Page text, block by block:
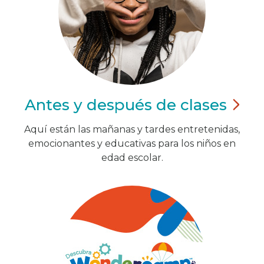
Antes y después de clases
Aquí están las mañanas y tardes entretenidas,
emocionantes y educativas para los niños en
edad escolar.